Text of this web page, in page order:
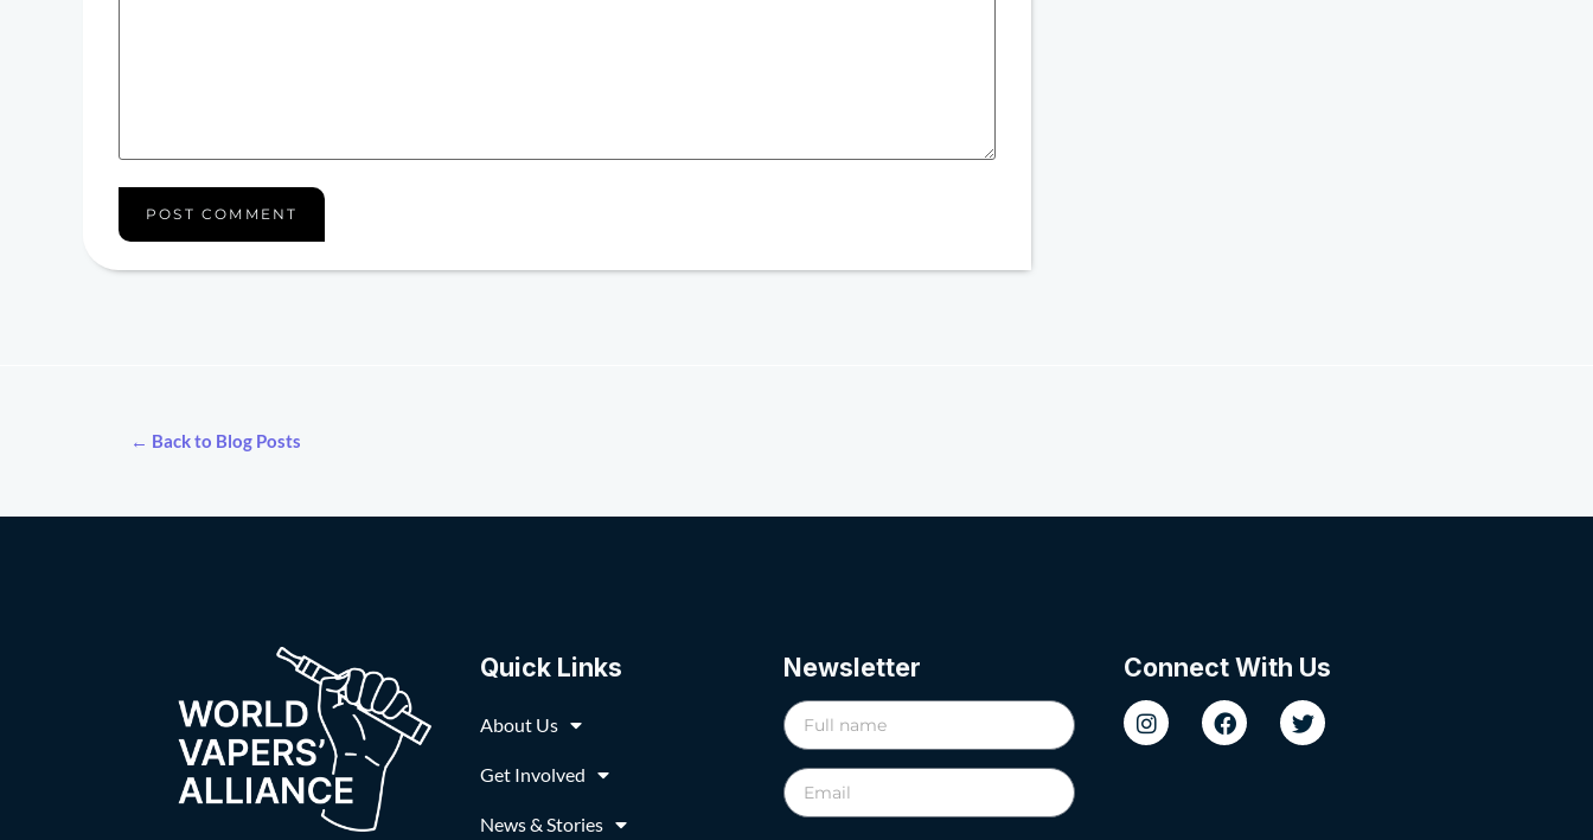
← Back to Blog Posts
Quick Links
About Us
Get Involved
News & Stories
Newsletter Connect With Us